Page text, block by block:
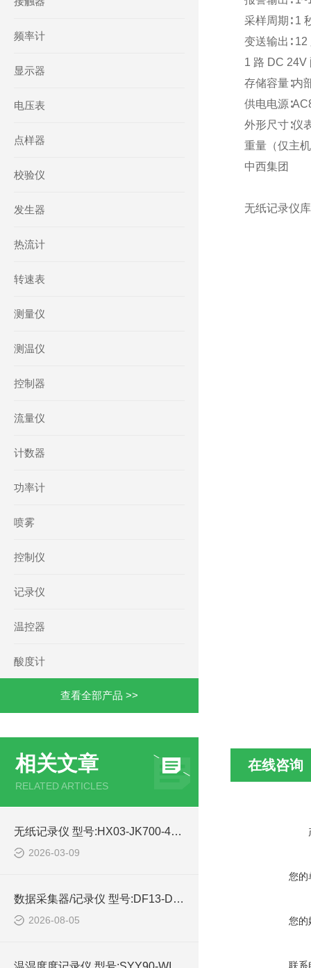
频率计
显示器
电压表
点样器
校验仪
发生器
热流计
转速表
测量仪
测温仪
控制器
流量仪
计数器
功率计
喷雾
控制仪
记录仪
温控器
酸度计
查看全部产品 >>
相关文章
RELATED ARTICLES
无纸记录仪 型号:HX03-JK700-48的简单介绍
2026-03-09
数据采集器/记录仪 型号:DF13-DaqPRO 800Q库号：M53781的详细介绍
2026-08-05
采样周期∶ 1
变送输出∶
1 路 DC 24V
存储容量∶内
供电电源
外形尺寸∶仪
重量（仅主
中西集团
无纸记录仪
在线咨询
您的
您的
联系